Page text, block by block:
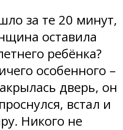
за те 20 минут,
оставила
ребёнка?
особенного –
дверь, он
встал и
Никого не